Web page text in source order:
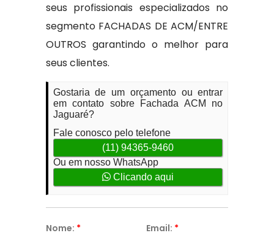
seus profissionais especializados no
segmento FACHADAS DE ACM/ENTRE
OUTROS garantindo o melhor para
seus clientes.
Gostaria de um orçamento ou entrar
em contato sobre Fachada ACM no
Jaguaré?
Fale conosco pelo telefone
(11) 94365-9460
Ou em nosso WhatsApp
Clicando aqui
Nome: * Email: *